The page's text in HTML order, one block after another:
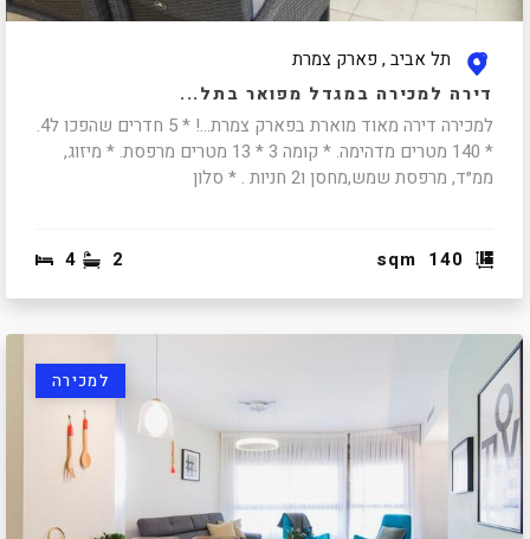
תל אביב , פארק צמרת
דירה למכירה במגדל מפואר בתל...
למכירה דירה מאוד מוארת בפארק צמרת...! * 5 חדרים שהפכו ל4.
* 140 מטרים מדהימה. * קומה 3 * 13 מטרים מרפסת. * מיזוג,
ממ״ד, מרפסת שמש,מחסן ו2 חניות . * סלון
sqm 140
4 2
למכירה